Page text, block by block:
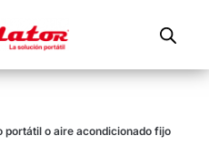
portátil o aire acondicionado fijo